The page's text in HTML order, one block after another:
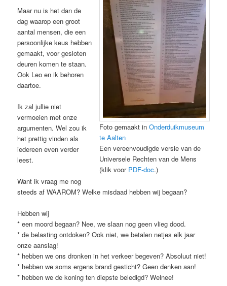
Foto gemaakt in Onderduikmuseum
te Aalten
Een vereenvoudigde versie van de
Universele Rechten van de Mens
(klik voor PDF-doc.)
Maar nu is het dan de
dag waarop een groot
aantal mensen, die een
persoonlijke keus hebben
gemaakt, voor gesloten
deuren komen te staan.
Ook Leo en ik behoren
daartoe.
Ik zal jullie niet
vermoeien met onze
argumenten. Wel zou ik
het prettig vinden als
iedereen even verder
leest.
Want ik vraag me nog
steeds af WAAROM? Welke misdaad hebben wij begaan?
Hebben wij
* een moord begaan? Nee, we slaan nog geen vlieg dood.
* de belasting ontdoken? Ook niet, we betalen netjes elk jaar
onze aanslag!
* hebben we ons dronken in het verkeer begeven? Absoluut niet!
* hebben we soms ergens brand gesticht? Geen denken aan!
* hebben we de koning ten diepste beledigd? Welnee!